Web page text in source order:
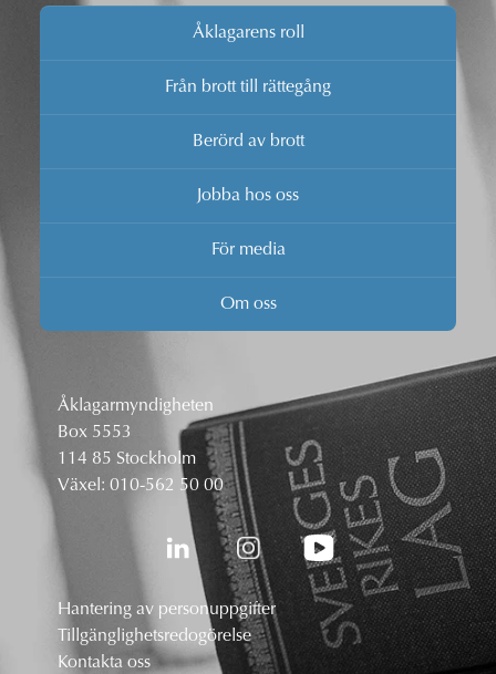
Åklagarens roll
Från brott till rättegång
Berörd av brott
Jobba hos oss
För media
Om oss
Åklagarmyndigheten
Box 5553
114 85 Stockholm
Växel: 010-562 50 00
Hantering av personuppgifter
Tillgänglighetsredogörelse
Kontakta oss